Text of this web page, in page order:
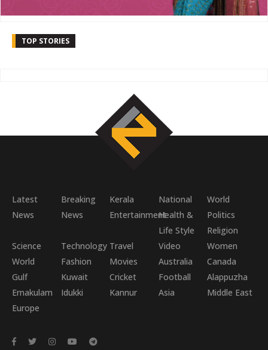
TOP STORIES
Latest
News
Breaking
News
Kerala National
World
EntertainmentHealth &
Life Style
Politics
Religion
Science
World
Technology Travel Video
Women
Fashion
Movies Australia
Canada
Gulf
Kuwait Cricket Football
Alappuzha
Ernakulam
Idukki Kannur Asia
Middle East
Europe